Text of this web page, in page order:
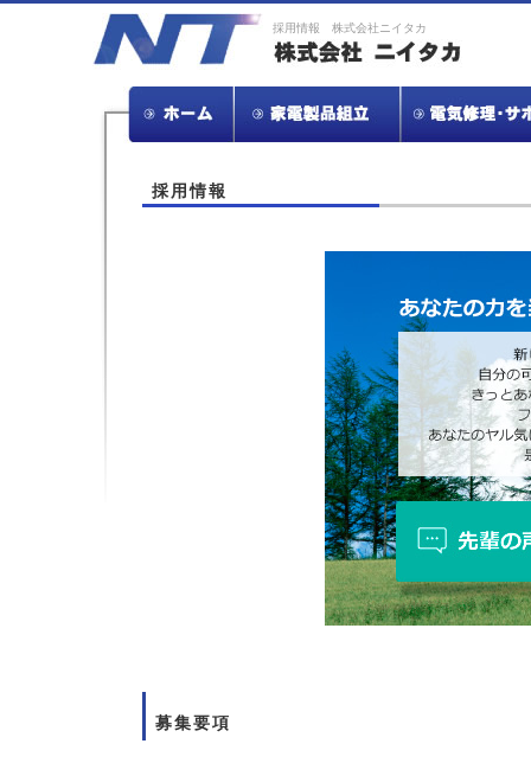
採用情報 株式会社ニイタカ
採用情報
募集要項